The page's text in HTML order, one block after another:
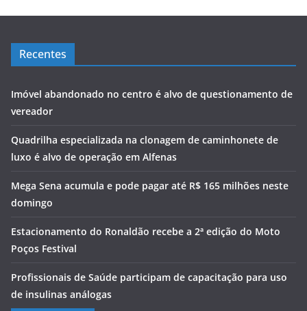
Recentes
Imóvel abandonado no centro é alvo de questionamento de
vereador
Quadrilha especializada na clonagem de caminhonete de
luxo é alvo de operação em Alfenas
Mega Sena acumula e pode pagar até R$ 165 milhões neste
domingo
Estacionamento do Ronaldão recebe a 2ª edição do Moto
Poços Festival
Profissionais de Saúde participam de capacitação para uso
de insulinas análogas